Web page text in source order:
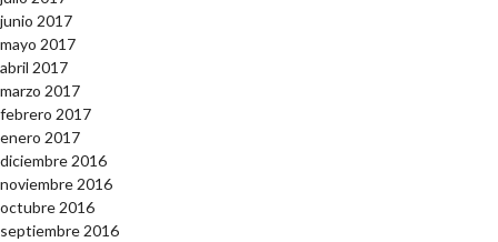
junio 2017
mayo 2017
abril 2017
marzo 2017
febrero 2017
enero 2017
diciembre 2016
noviembre 2016
octubre 2016
septiembre 2016